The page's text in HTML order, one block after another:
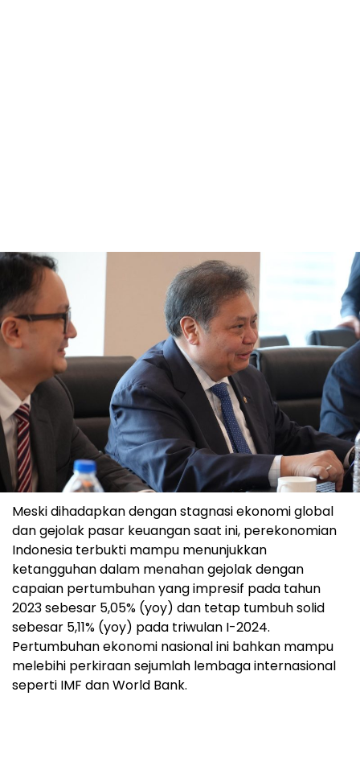
Meski dihadapkan dengan stagnasi ekonomi global
dan gejolak pasar keuangan saat ini, perekonomian
Indonesia terbukti mampu menunjukkan
ketangguhan dalam menahan gejolak dengan
capaian pertumbuhan yang impresif pada tahun
2023 sebesar 5,05% (yoy) dan tetap tumbuh solid
sebesar 5,11% (yoy) pada triwulan I-2024.
Pertumbuhan ekonomi nasional ini bahkan mampu
melebihi perkiraan sejumlah lembaga internasional
seperti IMF dan World Bank.